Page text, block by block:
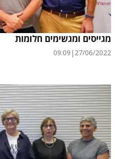
מגייסים ומגשימים חלומות
27/06/2022
|
09:09